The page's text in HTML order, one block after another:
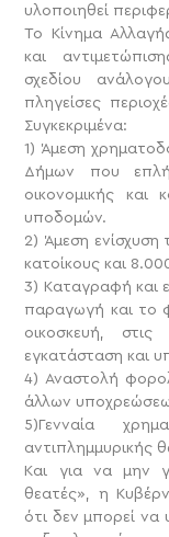
υλοποιηθεί
Το Κίνημα
και
σχεδίου
πληγείσες
Συγκεκριμένα:
1) Άμεση
Δήμων που
οικονομικής και
υποδομών.
2) Άμεση
κατοίκους και
3) Καταγραφή και
παραγωγή και το
οικοσκευή,
εγκατάσταση και
4) Αναστολή
άλλων
5)Γενναία
αντιπλημμυρικής
Και για να μην
θεατές», η
ότι δεν μπορεί να